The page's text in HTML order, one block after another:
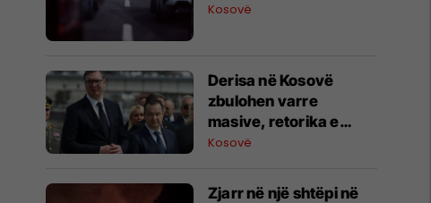
Kosovë
Derisa në Kosovë
zbulohen varre
masive, retorika e
zyrtarëve serbë
viteve ’90
Kosovë
Zjarr në një shtëpi në